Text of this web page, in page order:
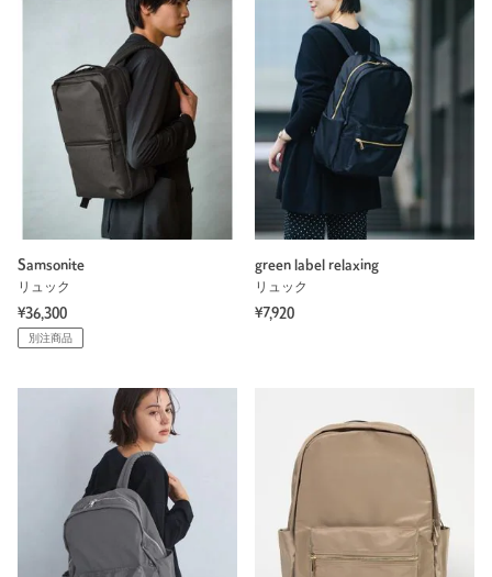
Samsonite
リュック
¥36,300
別注商品
green label relaxing
リュック
¥7,920